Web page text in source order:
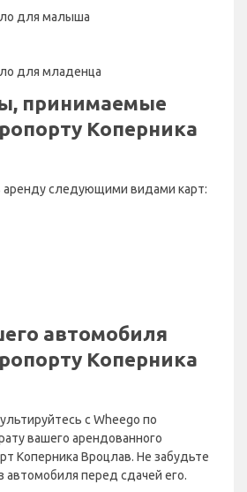
для малыша
для младенца
принимаемые
Коперника
следующими видами карт:
автомобиля
Коперника
с Wheego по
вашего арендованного
Коперника Вроцлав. Не забудьте
автомобиля перед сдачей его.